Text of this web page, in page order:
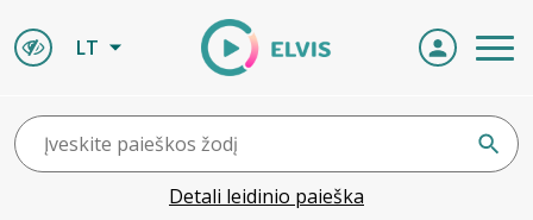
LT
Detali leidinio paieška